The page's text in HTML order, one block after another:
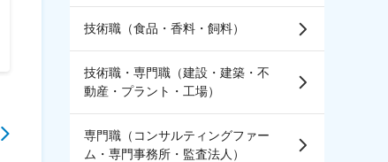
気になる 気になる
技術職（食品・香料・飼料）
技術職・専門職（建設・建築・不
動産・プラント・工場）
専門職（コンサルティングファー
ム・専門事務所・監査法人）